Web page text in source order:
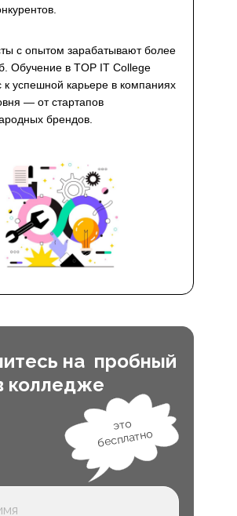
с опытом зарабатывают более
Обучение в TOP IT College
к успешной карьере в компаниях
— от стартапов
брендов.
на пробный
колледже
это
бесплатно